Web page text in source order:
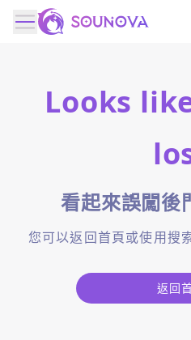
Looks
看起來誤闖後
您可以返回首頁或使用搜
返回